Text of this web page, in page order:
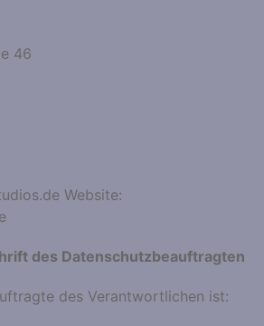
46
Website:
des Datenschutzbeauftragten
des Verantwortlichen ist: